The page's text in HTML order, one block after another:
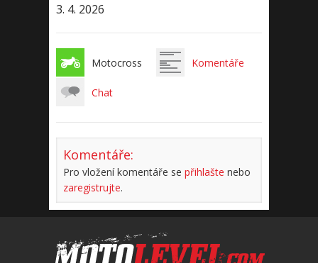
3. 4. 2026
Motocross Komentáře
Chat
Komentáře:
Pro vložení komentáře se přihlašte nebo
zaregistrujte.